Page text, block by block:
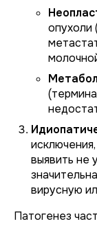
опухоли
выявить не
вирусную
Патогенез